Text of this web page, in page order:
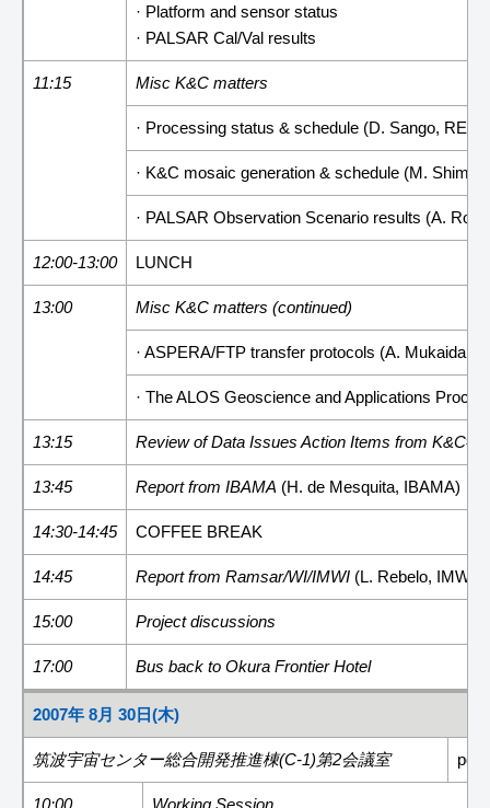
· Platform and sensor status
· PALSAR Cal/Val results
11:15 Misc K&C matters
· Processing status & schedule (D. Sango,
· K&C mosaic generation & schedule (M.
· PALSAR Observation Scenario results (A.
12:00-13:00 LUNCH
13:00 Misc K&C matters (continued)
· ASPERA/FTP transfer protocols (A. Mukaida,
· The ALOS Geoscience and Applications
13:15 Review of Data Issues Action Items from K&C#8
13:45 Report from IBAMA (H. de Mesquita, IBAMA)
14:30-14:45 COFFEE BREAK
14:45 Report from Ramsar/WI/IMWI (L. Rebelo, IMWI)
15:00 Project discussions
17:00 Bus back to Okura Frontier Hotel
2007年 8月 30日(木)
筑波宇宙センター総合開発推進棟(C-1)第2会議室 pdf
10:00 Working Session